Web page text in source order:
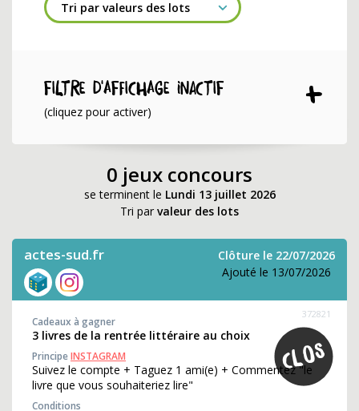
Filtre d'affichage INACTIF
(cliquez pour activer)
0 jeux concours
se terminent le Lundi 13 juillet 2026
Tri par valeur des lots
actes-sud.fr
Clôture le 22/07/2026
Ajouté le 13/07/2026
372821
Cadeaux à gagner
3 livres de la rentrée littéraire au choix
PrincipeINSTAGRAM
Suivez le compte + Taguez 1 ami(e) + Commentez "le
livre que vous souhaiteriez lire"
Conditions